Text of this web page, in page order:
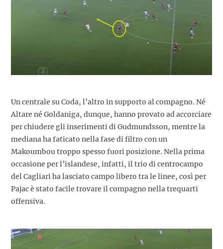
Un centrale su Coda, l’altro in supporto al compagno. Né
Altare né Goldaniga, dunque, hanno provato ad accorciare
per chiudere gli inserimenti di Gudmundsson, mentre la
mediana ha faticato nella fase di filtro con un
Makoumbou troppo spesso fuori posizione. Nella prima
occasione per l’islandese, infatti, il trio di centrocampo
del Cagliari ha lasciato campo libero tra le linee, così per
Pajac è stato facile trovare il compagno nella trequarti
offensiva.